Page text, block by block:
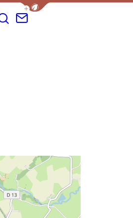
Afficher la barre de navigation
Je recherche
Contacter le musée